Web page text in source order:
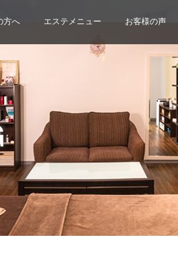
方へ エステメニュー お客様の声